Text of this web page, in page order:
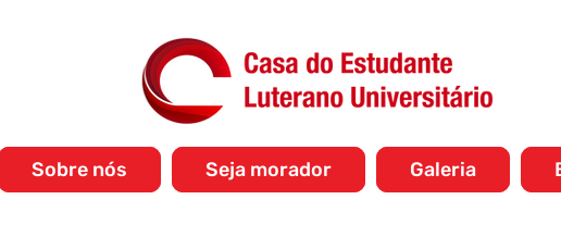
Sobre nós Seja morador Galeria